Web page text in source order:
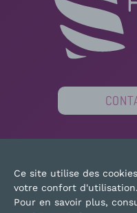
PLAN DU SITE
Ce site utilise des
votre confort d'utilisation.
Pour en savoir plus,